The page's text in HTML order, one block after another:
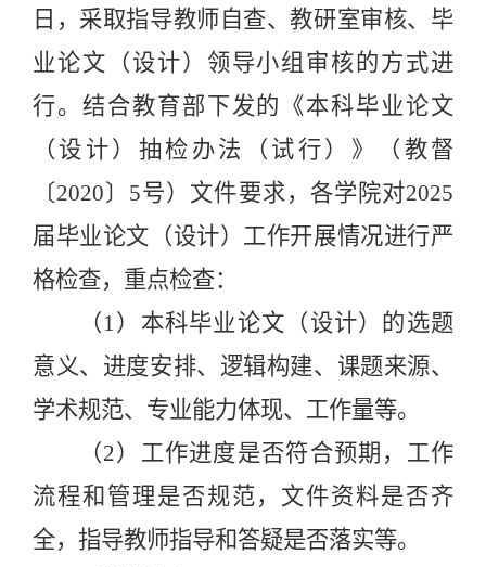
日，采取指导教师自查、教研室审核、毕
业论文（设计）领导小组审核的方式进
行。结合教育部下发的《本科毕业论文
（设计）抽检办法（试行）》（教督
〔2020〕5号）文件要求，各学院对2025
届毕业论文（设计）工作开展情况进行严
格检查，重点检查：
（ 1）本科毕业论文（设计）的选题
意义、进度安排、逻辑构建、课题来源、
学术规范、专业能力体现、工作量等。
（2）工作进度是否符合预期，工作
流程和管理是否规范，文件资料是否齐
全，指导教师指导和答疑是否落实等。